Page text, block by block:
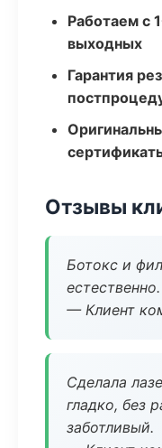
Работаем с
выходных
Гарантия
Отзывы
Ботокс и
— Клиент
Сделала
гладко, без
заботливый.